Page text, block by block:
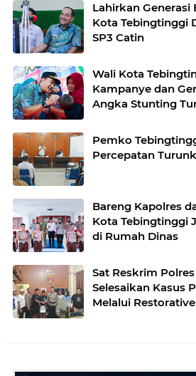
Lahirkan Generasi
Kota Tebingtinggi
SP3 Catin
Wali Kota
Kampanye dan
Angka Stunting
Pemko
Percepatan
Bareng Kapolres
Kota Tebingtinggi
di Rumah Dinas
Sat Reskrim
Selesaikan Kasus
Melalui